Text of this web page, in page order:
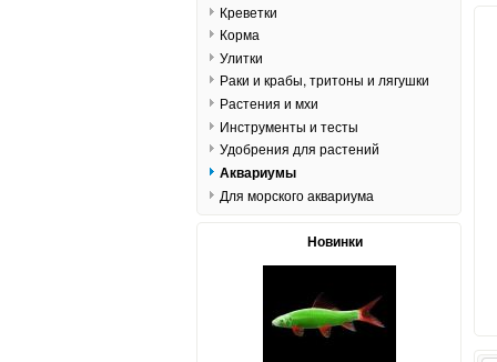
Креветки
Корма
Улитки
Раки и крабы, тритоны и лягушки
Растения и мхи
Инструменты и тесты
Удобрения для растений
Аквариумы
Для морского аквариума
Новинки